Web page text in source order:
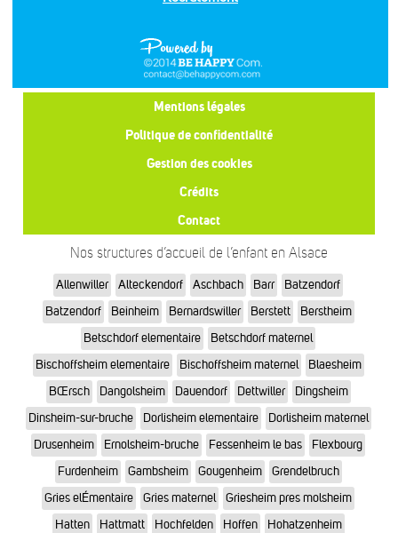
Mentions légales
Politique de confidentialité
Gestion des cookies
Crédits
Contact
Nos structures d’accueil de l’enfant en Alsace
Allenwiller Alteckendorf Aschbach Barr
Batzendorf
Batzendorf
Beinheim Bernardswiller Berstett
Berstheim
Betschdorf elementaire
Betschdorf maternel
Bischoffsheim elementaire
Bischoffsheim maternel
Blaesheim
BŒrsch
Dangolsheim Dauendorf Dettwiller
Dingsheim
Dinsheim-sur-bruche
Dorlisheim elementaire
Dorlisheim maternel
Drusenheim
Ernolsheim-bruche Fessenheim le bas
Flexbourg
Furdenheim
Gambsheim Gougenheim
Grendelbruch
Gries elÉmentaire
Gries maternel
Griesheim pres molsheim
Hatten
Hattmatt Hochfelden Hoffen
Hohatzenheim